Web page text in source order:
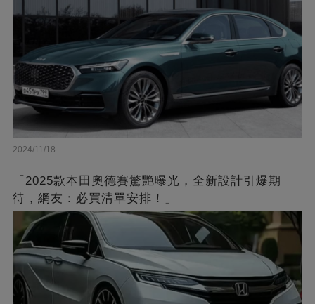
2024/11/18
「2025款本田奧德賽驚艷曝光，全新設計引爆期
待，網友：必買清單安排！」